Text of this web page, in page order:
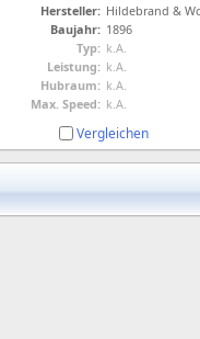
Hersteller:
Baujahr: 1896
Typ: k.A.
Leistung: k.A.
Hubraum: k.A.
Max. Speed: k.A.
Vergleichen